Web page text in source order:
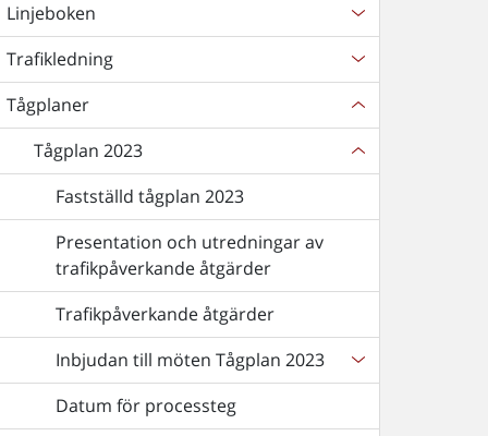
Linjeboken
Trafikledning
Tågplaner
Tågplan 2023
Fastställd tågplan 2023
Presentation och utredningar av
trafikpåverkande åtgärder
Trafikpåverkande åtgärder
Inbjudan till möten Tågplan 2023
Datum för processteg